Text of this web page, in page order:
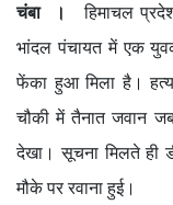
चंबा ।
हिमाचल
भांदल पंचायत में एक
फेंका हुआ मिला है।
चौकी में तैनात जवान
देखा। सूचना मिलते ही
मौके पर रवाना हुई।